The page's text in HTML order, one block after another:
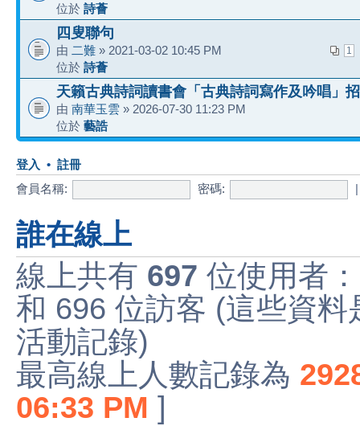
位於 詩薈
四叟聯句
1
由 二難 » 2021-03-02 10:45 PM
位於 詩薈
天籟古典詩詞讀書會「古典詩詞寫作及吟唱」
由 南華玉雲 » 2026-07-30 11:23 PM
位於 藝誥
登入 • 註冊
會員名稱: 密碼:
誰在線上
線上共有 697 位使用者
和 696 位訪客 (這些資
活動記錄)
最高線上人數記錄為
06:33 PM ]